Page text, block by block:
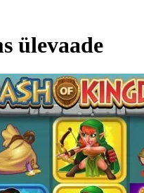
ülevaade